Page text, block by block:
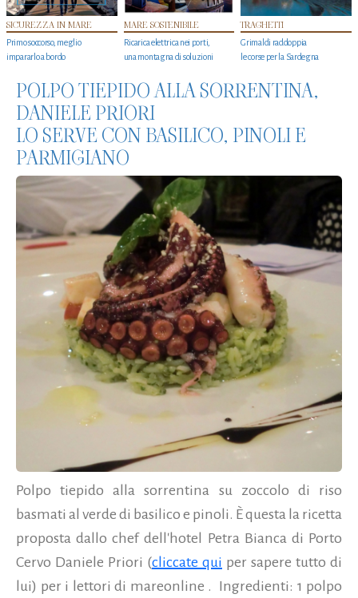
SICUREZZA IN MARE
Primo soccorso, meglio
impararlo a bordo
MARE SOSTENIBILE
Ricarica elettrica nei porti,
una montagna di soluzioni
TRAGHETTI
Grimaldi raddoppia
le corse per la Sardegna
POLPO TIEPIDO ALLA SORRENTINA,
DANIELE PRIORI
LO SERVE CON BASILICO, PINOLI E
PARMIGIANO
Polpo tiepido alla sorrentina su zoccolo di riso
basmati al verde di basilico e pinoli. È questa la ricetta
proposta dallo chef dell'hotel Petra Bianca di Porto
Cervo Daniele Priori (cliccate qui per sapere tutto di
lui) per i lettori di mareonline . Ingredienti: 1 polpo